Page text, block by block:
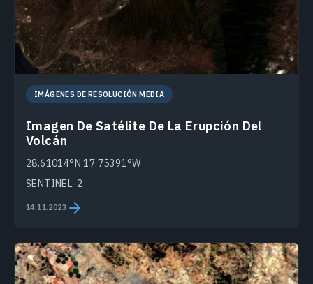
IMÁGENES DE RESOLUCIÓN MEDIA
Imagen De Satélite De La Erupción Del
Volcán
28.61014°N 17.75391°W
SENTINEL-2
14.11.2023